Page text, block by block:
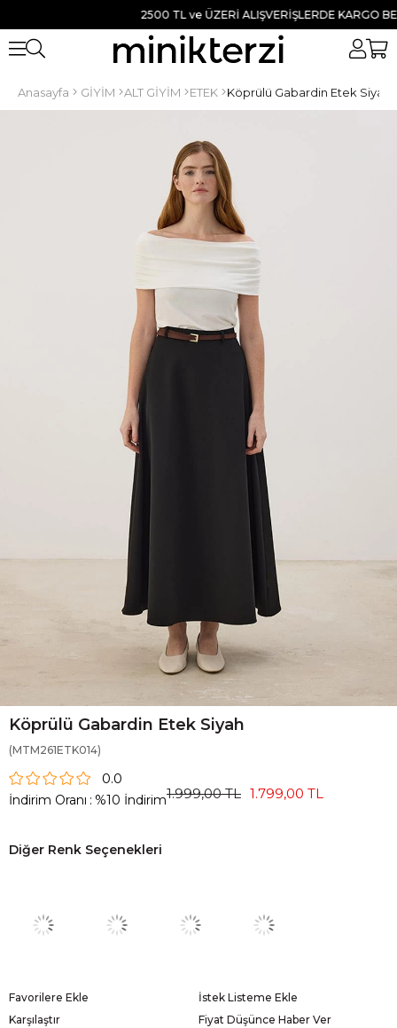
2500 TL ve ÜZERİ ALIŞVERİŞLERDE KARGO
Anasayfa GİYİM ALT GİYİM ETEK Köprülü Gabardin Etek Siyah
Köprülü Gabardin Etek Siyah
(MTM261ETK014)
0.0
İndirim Oranı : %10 İndirim1.999,00 TL 1.799,00 TL
Diğer Renk Seçenekleri
Favorilere Ekle
İstek Listeme Ekle
Karşılaştır
Fiyat Düşünce Haber Ver